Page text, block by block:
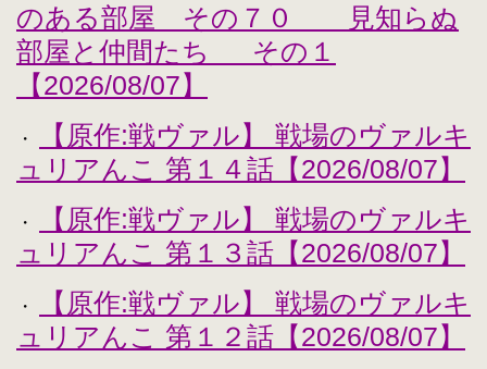
のある部屋 その７０ 見知らぬ
部屋と仲間たち その１
【2026/08/07】
・
【原作:戦ヴァル】 戦場のヴァルキ
ュリアんこ 第１４話【2026/08/07】
・
【原作:戦ヴァル】 戦場のヴァルキ
ュリアんこ 第１３話【2026/08/07】
・
【原作:戦ヴァル】 戦場のヴァルキ
ュリアんこ 第１２話【2026/08/07】